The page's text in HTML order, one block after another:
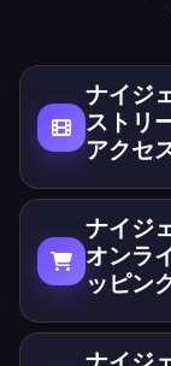
ナイジ
ストリ
アクセ
ナイジ
オンラ
ッピン